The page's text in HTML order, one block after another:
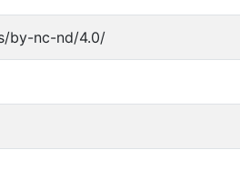
by-nc-nd/4.0/